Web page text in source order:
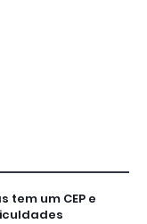
tem um CEP e